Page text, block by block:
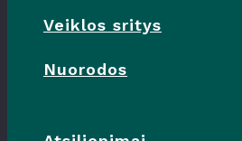
Veiklos sritys
Nuorodos